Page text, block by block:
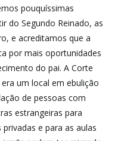
pouquíssimas
do Segundo Reinado, as
e acreditamos que a
por mais oportunidades
do pai. A Corte
um local em ebulição
de pessoas com
estrangeiras para
e para as aulas